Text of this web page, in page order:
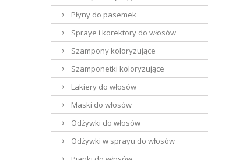
Płyny do pasemek
Spraye i korektory do włosów
Szampony koloryzujące
Szamponetki koloryzujące
Lakiery do włosów
Maski do włosów
Odżywki do włosów
Odżywki w sprayu do włosów